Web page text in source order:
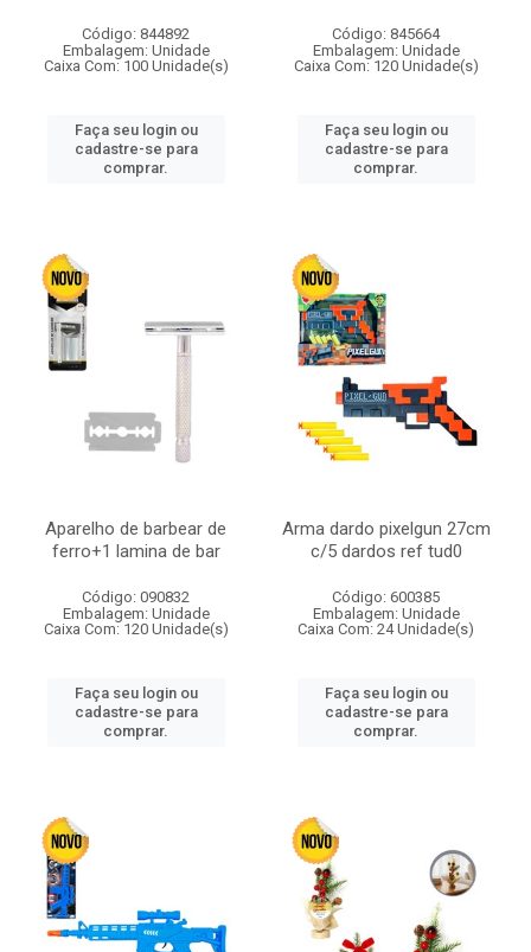
Código: 844892
Embalagem: Unidade
Caixa Com: 100 Unidade(s)
Faça seu login ou
cadastre-se para
comprar.
Código: 845664
Embalagem: Unidade
Caixa Com: 120 Unidade(s)
Faça seu login ou
cadastre-se para
comprar.
Aparelho de barbear de
ferro+1 lamina de bar
Código: 090832
Embalagem: Unidade
Caixa Com: 120 Unidade(s)
Faça seu login ou
cadastre-se para
comprar.
Arma dardo pixelgun 27cm
c/5 dardos ref tud0
Código: 600385
Embalagem: Unidade
Caixa Com: 24 Unidade(s)
Faça seu login ou
cadastre-se para
comprar.